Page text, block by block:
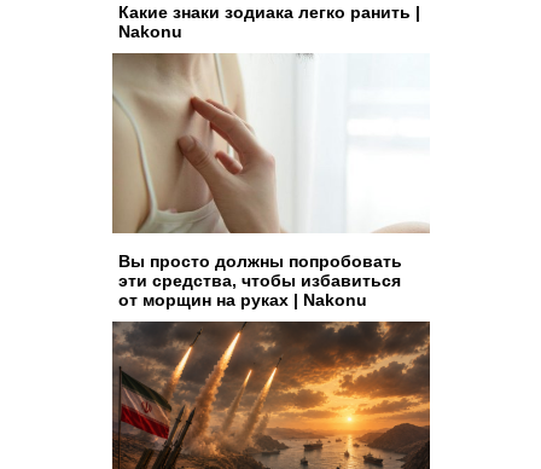
Какие знаки зодиака легко ранить |
Nakonu
Вы просто должны попробовать
эти средства, чтобы избавиться
от морщин на руках | Nakonu